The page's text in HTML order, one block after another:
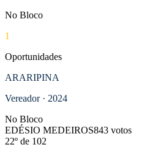
No Bloco
1
Oportunidades
ARARIPINA
Vereador · 2024
No Bloco
EDÉSIO MEDEIROS843 votos
22º de 102